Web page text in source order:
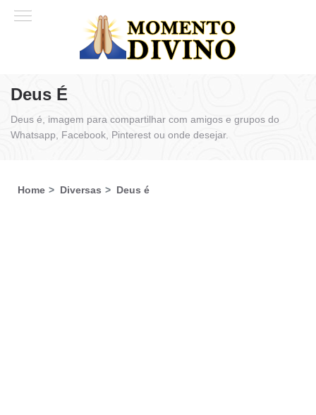
Deus É
Deus é, imagem para compartilhar com amigos e grupos do
Whatsapp, Facebook, Pinterest ou onde desejar.
Home Diversas Deus é